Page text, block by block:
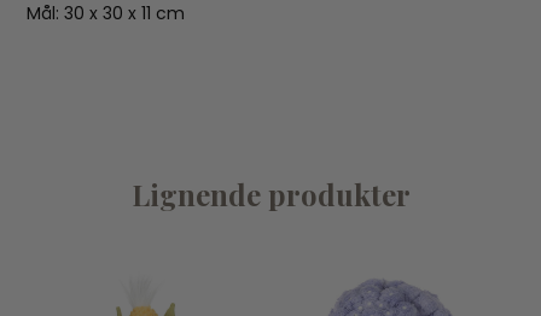
Mål: 30 x 30 x 11 cm
Lignende produkter